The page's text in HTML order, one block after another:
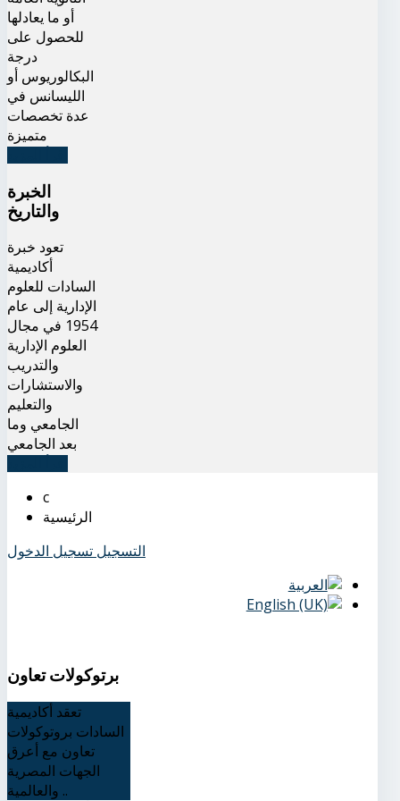
أو ما يعادلها
للحصول على
درجة
البكالوريوس أو
الليسانس في
عدة تخصصات
متميزة
الخبرة
والتاريخ
تعود خبرة
أكاديمية
السادات للعلوم
الإدارية إلى عام
1954 في مجال
العلوم الإدارية
والتدريب
والاستشارات
والتعليم
الجامعي وما
بعد الجامعي
الرئيسية
التسجيل تسجيل الدخول
برتوكولات تعاون
تعقد أكاديمية
السادات بروتوكولات
تعاون مع أعرق
الجهات المصرية
والعالمية ..